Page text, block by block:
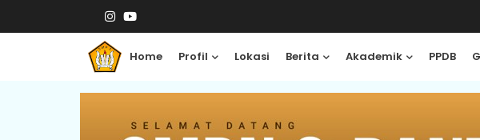
Home Profil Lokasi Berita Akademik PPDB